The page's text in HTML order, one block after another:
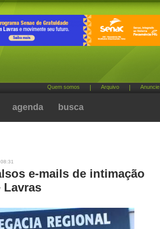
Quem somos Arquivo Anuncie
agenda busca
e-mails de intimação
Lavras